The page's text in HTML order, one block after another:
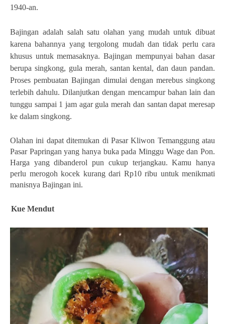
1940-an.
Bajingan adalah salah satu olahan yang mudah untuk dibuat
karena bahannya yang tergolong mudah dan tidak perlu cara
khusus untuk memasaknya. Bajingan mempunyai bahan dasar
berupa singkong, gula merah, santan kental, dan daun pandan.
Proses pembuatan Bajingan dimulai dengan merebus singkong
terlebih dahulu. Dilanjutkan dengan mencampur bahan lain dan
tunggu sampai 1 jam agar gula merah dan santan dapat meresap
ke dalam singkong.
Olahan ini dapat ditemukan di Pasar Kliwon Temanggung atau
Pasar Papringan yang hanya buka pada Minggu Wage dan Pon.
Harga yang dibanderol pun cukup terjangkau. Kamu hanya
perlu merogoh kocek kurang dari Rp10 ribu untuk menikmati
manisnya Bajingan ini.
Kue Mendut